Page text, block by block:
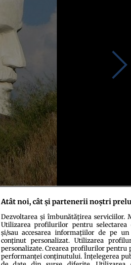
Atât noi, cât și partenerii noștri
Dezvoltarea și îmbunătățirea serviciilor.
Utilizarea profilurilor pentru selectarea
și/sau accesarea informațiilor de pe
conținut personalizat. Utilizarea
personalizate. Crearea profilurilor pentru
performanței conținutului. Înțelegerea